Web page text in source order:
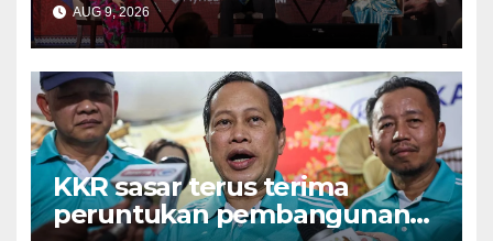
Ramanan
AUG 9, 2026
KKR sasar terus terima
peruntukan pembangunan